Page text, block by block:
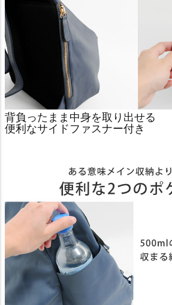
背負ったまま中身を取り出せる
便利なサイドファスナー付き